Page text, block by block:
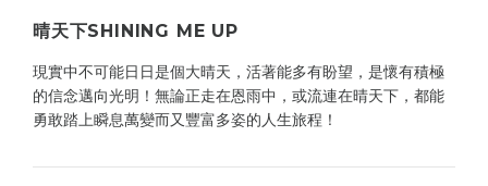
晴天下SHINING ME UP
現實中不可能日日是個大晴天，活著能多有盼望，是懷有積極
的信念邁向光明！無論正走在恩雨中，或流連在晴天下，都能
勇敢踏上瞬息萬變而又豐富多姿的人生旅程！